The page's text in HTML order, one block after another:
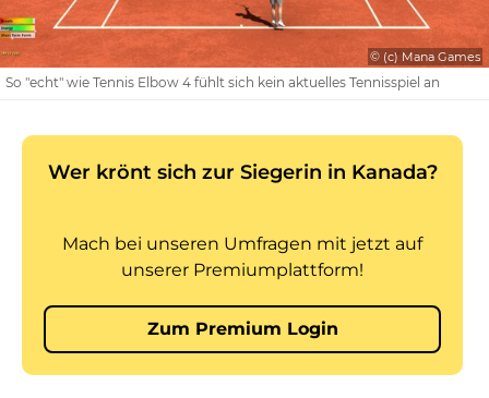
© (c) Mana Games
So "echt" wie Tennis Elbow 4 fühlt sich kein aktuelles Tennisspiel an